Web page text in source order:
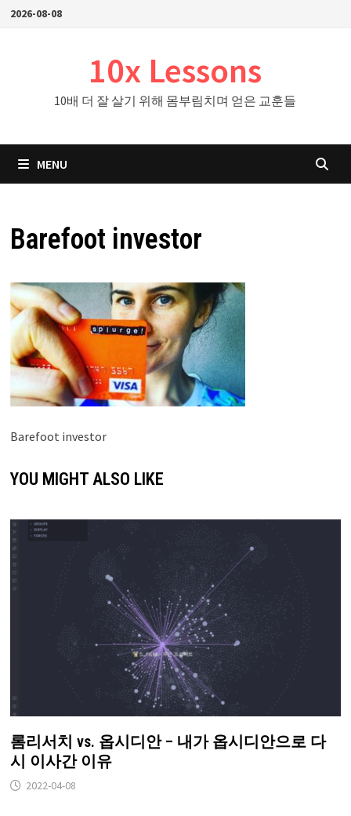
Skip2026-08-08
10x Lessons
10배 더 잘 살기 위해 몸부림치며 얻은 교훈들
MENU
Barefoot investor
Barefoot investor
YOU MIGHT ALSO LIKE
롬리서치 vs. 옵시디안 – 내가 옵시디안으로 다
시 이사간 이유
2022-04-08